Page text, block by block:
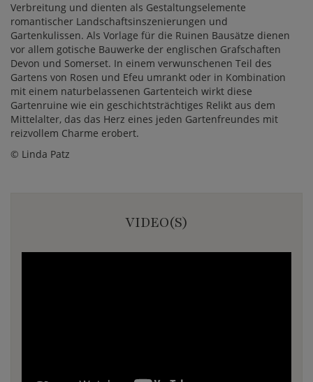
Verbreitung und dienten als Gestaltungselemente
romantischer Landschaftsinszenierungen und
Gartenkulissen. Als Vorlage für die Ruinen Bausätze dienen
vor allem gotische Bauwerke der englischen Grafschaften
Devon und Somerset. In einem verwunschenen Teil des
Gartens von Rosen und Efeu umrankt oder in Kombination
mit einem naturbelassenen Gartenteich wirkt diese
Gartenruine wie ein geschichtsträchtiges Relikt aus dem
Mittelalter, das das Herz eines jeden Gartenfreundes mit
reizvollem Charme erobert.
© Linda Patz
VIDEO(S)